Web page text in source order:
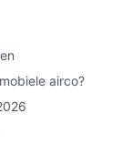
airco?